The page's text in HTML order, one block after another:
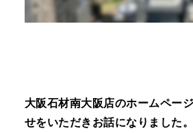
大阪石材南大阪店のホームペー
せをいただきお話になりました。